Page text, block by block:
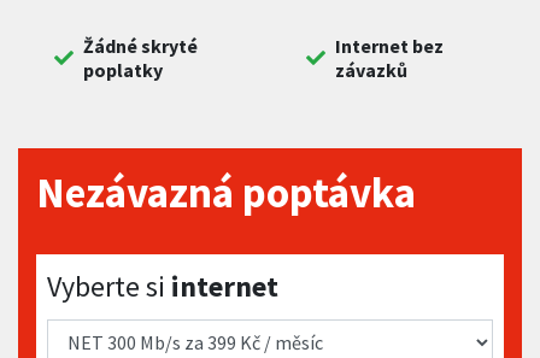
Žádné skryté
poplatky
Internet bez
závazků
Nezávazná poptávka
Vyberte si internet
Vyberte si internet